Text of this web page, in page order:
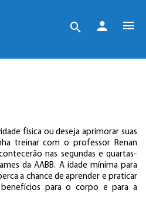
física ou deseja aprimorar suas
treinar com o professor Renan
nas segundas e quartas-
da AABB. A idade mínima para
a chance de aprender e praticar
para o corpo e para a